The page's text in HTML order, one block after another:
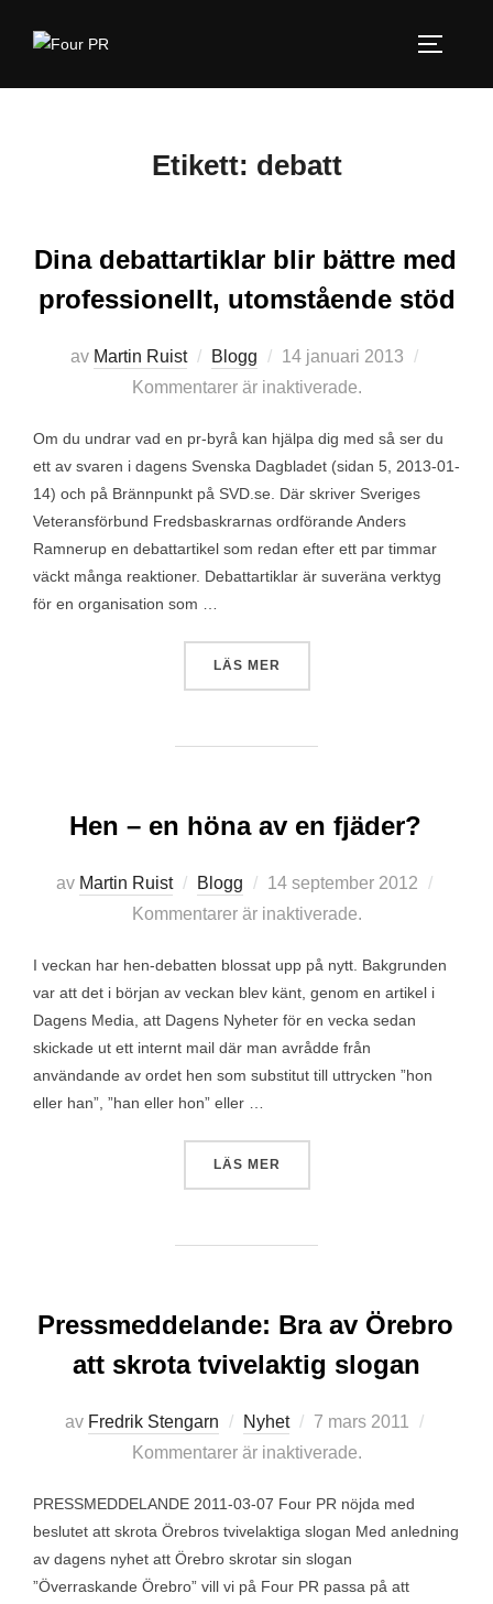
Etikett: debatt
Dina debattartiklar blir bättre med
professionellt, utomstående stöd
av Martin Ruist Blogg
Publicerat
den
14 januari 2013
Kommentarer är inaktiverade.
Om du undrar vad en pr-byrå kan hjälpa dig med så ser du
ett av svaren i dagens Svenska Dagbladet (sidan 5, 2013-01-
14) och på Brännpunkt på SVD.se. Där skriver Sveriges
Veteransförbund Fredsbaskrarnas ordförande Anders
Ramnerup en debattartikel som redan efter ett par timmar
väckt många reaktioner. Debattartiklar är suveräna verktyg
för en organisation som …
LÄS MER
Hen – en höna av en fjäder?
av Martin Ruist Blogg
Publicerat
den
14 september 2012
Kommentarer är inaktiverade.
I veckan har hen-debatten blossat upp på nytt. Bakgrunden
var att det i början av veckan blev känt, genom en artikel i
Dagens Media, att Dagens Nyheter för en vecka sedan
skickade ut ett internt mail där man avrådde från
användande av ordet hen som substitut till uttrycken ”hon
eller han”, ”han eller hon” eller …
LÄS MER
Pressmeddelande: Bra av Örebro
att skrota tvivelaktig slogan
av Fredrik Stengarn Nyhet
Publicerat
den
7 mars 2011
Kommentarer är inaktiverade.
PRESSMEDDELANDE 2011-03-07 Four PR nöjda med
beslutet att skrota Örebros tvivelaktiga slogan Med anledning
av dagens nyhet att Örebro skrotar sin slogan
”Överraskande Örebro” vill vi på Four PR passa på att